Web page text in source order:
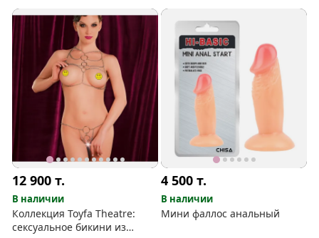
12 900т.
В наличии
Коллекция Toyfa Theatre:
сексуальное бикини из
4 500т.
В наличии
Мини фаллос анальный